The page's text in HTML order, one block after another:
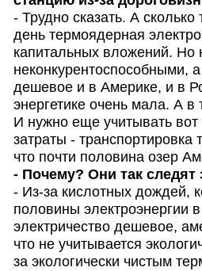
- Трудно сказать. А
день термоядерная
капитальных вложений. Но
неконкурентоспособными,
дешевое и в Америке, и в
энергетике очень мала. А
И нужно еще учитывать вот
затраты -
что почти половина озер
- Почему? Они так следят
- Из-за кислотных дождей,
половины электроэнергии
электричество дешевое,
что не учитывается
за экологически чистым